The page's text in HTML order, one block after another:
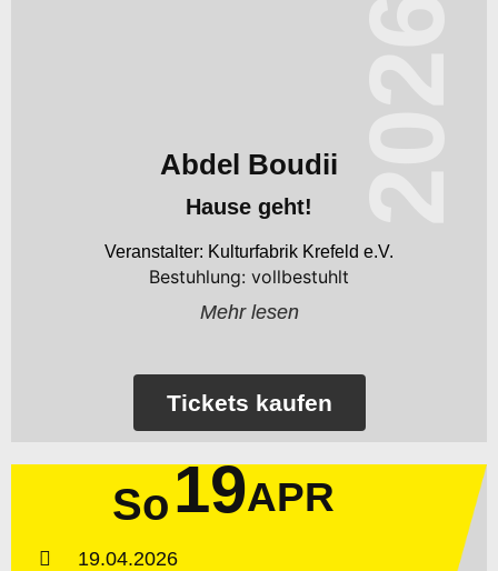
Abdel Boudii
Hause geht!
Kulturfabrik Krefeld e.V.
Bestuhlung: vollbestuhlt
Mehr lesen
Tickets kaufen
So19APR
19.04.2026